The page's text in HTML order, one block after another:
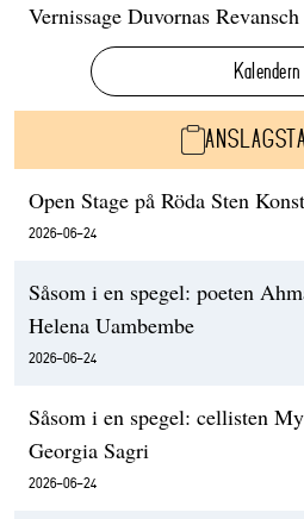
Vernissage Duvornas Revansch
Kalendern
Open Stage på Röda Sten
2026-06-24
Såsom i en spegel: poeten
Helena Uambembe
2026-06-24
Såsom i en spegel: cellisten
Georgia Sagri
2026-06-24